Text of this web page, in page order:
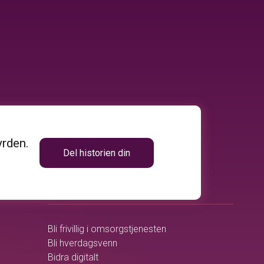
Del historien din
Bli frivillig i omsorgstjenesten
Bli hverdagsvenn
Bidra digitalt